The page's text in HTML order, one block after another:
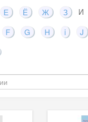
Е Ё Ж З И
F G H i J